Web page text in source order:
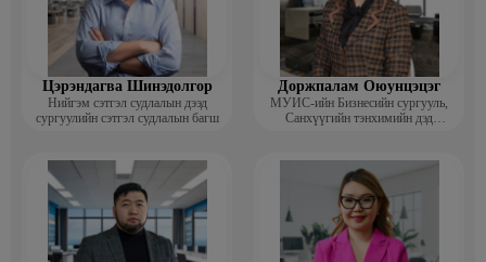
Цэрэндагва Шинэдолгор
Нийгэм сэтгэл судлалын дээд
сургуулийн сэтгэл судлалын багш
Доржпалам Оюунцэцэг
МУИС-ийн Бизнесийн сургууль,
Санхүүгийн тэнхимийн дэд